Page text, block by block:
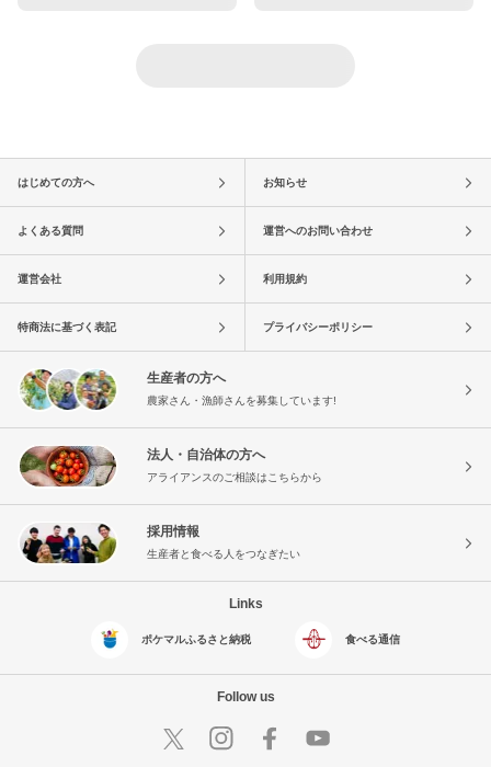
はじめての方へ お知らせ
よくある質問 運営へのお問い合わせ
運営会社 利用規約
特商法に基づく表記 プライバシーポリシー
生産者の方へ
農家さん・漁師さんを募集しています!
法人・自治体の方へ
アライアンスのご相談はこちらから
採用情報
生産者と食べる人をつなぎたい
Links
ポケマルふるさと納税 食べる通信
Follow us